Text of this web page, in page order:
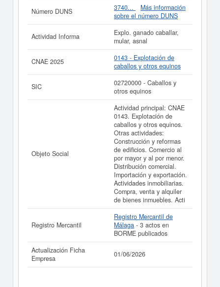
numeración de empresas SIC, ROCIO YASMINA
RUSTIC SL.
dispone del número 02720000. Para
consultar las subvenciones que la presente empresa
puede solicitar lo puede hacer en esta misma página. El
patrimonio social aproximado de esta compañía es de 0
ROCIO YASMINA RUSTIC SL.
está inscrita en el Registro Mercantil de Málaga, y tiene
publicados en el BORME 3 actos.
Si está interesado en conocer más datos de la empresa
ROCIO YASMINA RUSTIC SL. puedeacceder
inmediatamente a este Informe ampliadode ROCIO
YASMINA RUSTIC SL.
La última actualización del informe de empresa se ha
realizado el 01/06/2026.
Número DUNS 3740...
Más información
sobre el número DUNS
Actividad Informa
Explo. ganado caballar,
mular, asnal
CNAE 2025
0143 - Explotación de
caballos y otros equinos
SIC
02720000 - Caballos y
otros equinos
Objeto Social
Actividad principal: CNAE
0143. Explotación de
caballos y otros equinos.
Otras actividades:
Construcción y reformas
de edificios. Comercio al
por mayor y al por menor.
Distribución comercial.
Importación y exportación.
Actividades inmobiliarias.
Compra, venta y alquiler
de bienes inmuebles. Acti
Registro Mercantil
Registro Mercantil de
Málaga - 3 actos en
BORME publicados
Actualización Ficha
Empresa
01/06/2026